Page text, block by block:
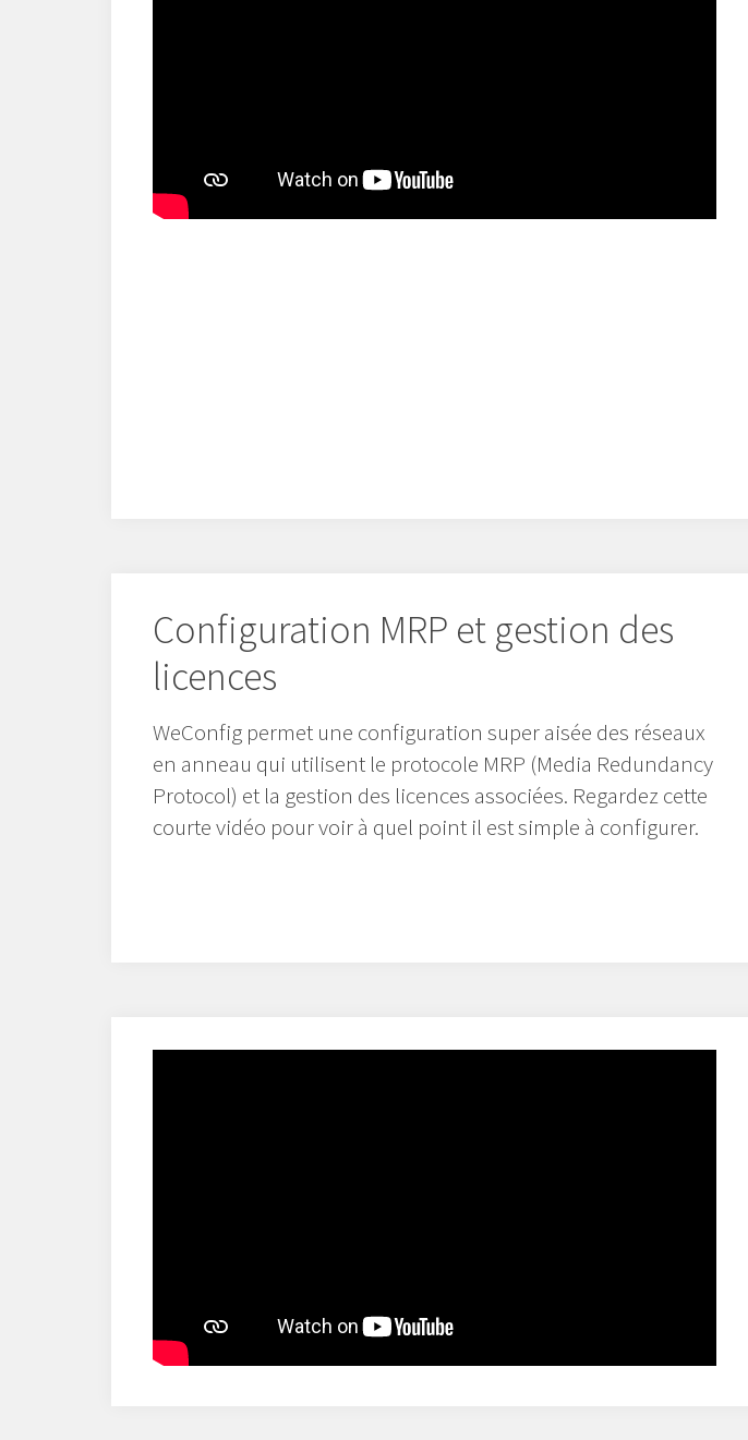
Configuration MRP et gestion des
licences
WeConfig permet une configuration super aisée des réseaux
en anneau qui utilisent le protocole MRP (Media Redundancy
Protocol) et la gestion des licences associées. Regardez cette
courte vidéo pour voir à quel point il est simple à configurer.